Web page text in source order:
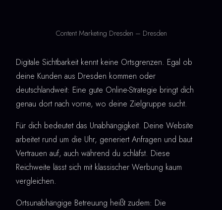
Content Marketing Dresden – Dresden
Digitale Sichtbarkeit kennt keine Ortsgrenzen. Egal ob
deine Kunden aus Dresden kommen oder
deutschlandweit: Eine gute Online-Strategie bringt dich
genau dort nach vorne, wo deine Zielgruppe sucht.
Für dich bedeutet das Unabhängigkeit. Deine Website
arbeitet rund um die Uhr, generiert Anfragen und baut
Vertrauen auf, auch während du schläfst. Diese
Reichweite lässt sich mit klassischer Werbung kaum
vergleichen.
Ortsunabhängige Betreuung heißt zudem: Die